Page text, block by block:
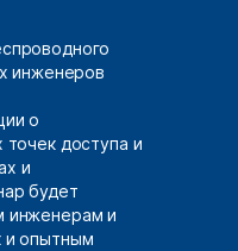
инженеров
о
точек доступа и
и
будет
инженерам и
и опытным